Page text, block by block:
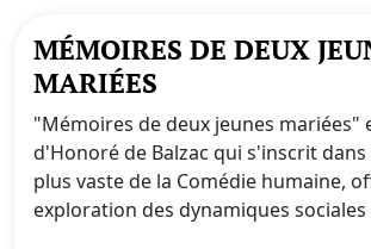
MÉMOIRES DE DEUX
MARIÉES
"Mémoires de deux jeunes mariées"
d'Honoré de Balzac qui s'inscrit
plus vaste de la Comédie humaine,
exploration des dynamiques sociales